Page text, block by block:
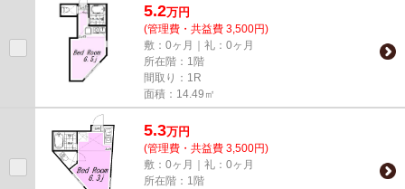
5.2万円
(管理費・共益費 3,500円)
敷：0ヶ月｜礼：0ヶ月
所在階：1階
間取り：1R
面積：14.49㎡
5.3万円
(管理費・共益費 3,500円)
敷：0ヶ月｜礼：0ヶ月
所在階：1階